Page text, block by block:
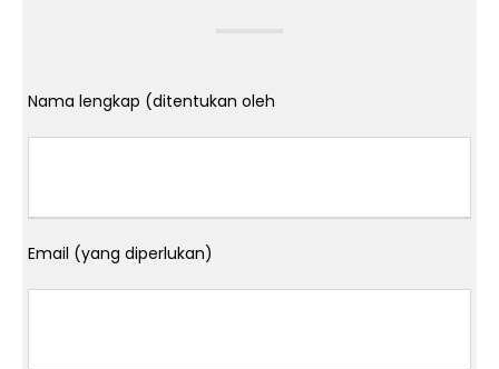
Nama lengkap (ditentukan oleh
Email (yang diperlukan)